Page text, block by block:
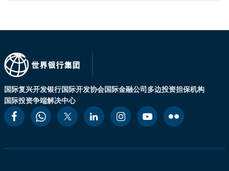
国际复兴开发银行国际开发协会国际金融公司多边投资担保机构
国际投资争端解决中心